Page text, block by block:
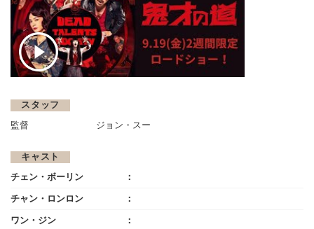
スタッフ
監督 ジョン・スー
キャスト
チェン・ボーリン
チャン・ロンロン
ワン・ジン